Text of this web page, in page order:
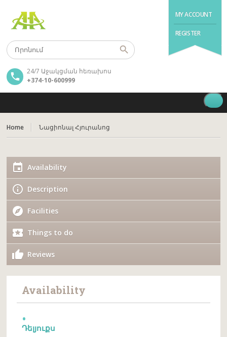
MY ACCOUNT
REGISTER
24/7 Աջակցման հեռախոս
+374-10-600999
Home Նացիոնալ Հյուրանոց
Availability
Description
Facilities
Things to do
Reviews
Availability
Դելյուքս